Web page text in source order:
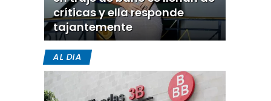
críticas y ella responde
tajantemente
AL DIA